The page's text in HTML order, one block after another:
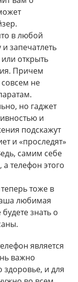
в любой
запечатлеть
открыть
Причем
не
но гаджет
и
подскажут
и «проследят»
самим себе
телефон этого
тоже в
любимая
знать о
является
важно
здоровье, и для